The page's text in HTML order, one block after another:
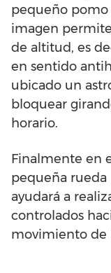
pequeño
imagen
de altitud, es
en sentido
ubicado un
bloquear
horario.
Finalmente en
pequeña rueda
ayudará a
controlados
movimiento de